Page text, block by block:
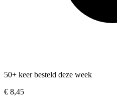
50+ keer besteld deze week
€ 8,45